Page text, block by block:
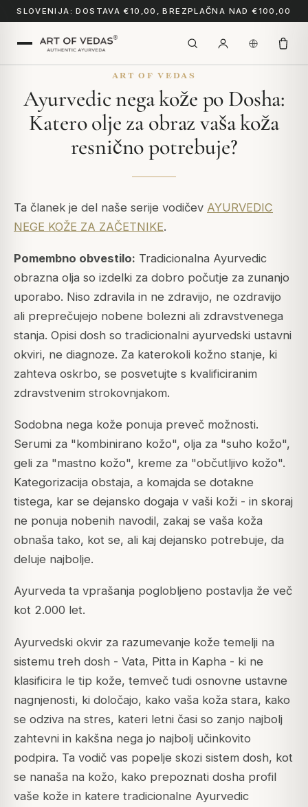
SLOVENIJA: DOSTAVA €10,00, BREZPLAČNA NAD €100,00
ART OF VEDAS
Ayurvedic nega kože po Dosha:
Katero olje za obraz vaša koža
resnično potrebuje?
Ta članek je del naše serije vodičev AYURVEDIC
NEGE KOŽE ZA ZAČETNIKE.
Pomembno obvestilo: Tradicionalna Ayurvedic
obrazna olja so izdelki za dobro počutje za zunanjo
uporabo. Niso zdravila in ne zdravijo, ne ozdravijo
ali preprečujejo nobene bolezni ali zdravstvenega
stanja. Opisi dosh so tradicionalni ayurvedski ustavni
okviri, ne diagnoze. Za katerokoli kožno stanje, ki
zahteva oskrbo, se posvetujte s kvalificiranim
zdravstvenim strokovnjakom.
Sodobna nega kože ponuja preveč možnosti.
Serumi za "kombinirano kožo", olja za "suho kožo",
geli za "mastno kožo", kreme za "občutljivo kožo".
Kategorizacija obstaja, a komajda se dotakne
tistega, kar se dejansko dogaja v vaši koži - in skoraj
ne ponuja nobenih navodil, zakaj se vaša koža
obnaša tako, kot se, ali kaj dejansko potrebuje, da
deluje najbolje.
Ayurveda ta vprašanja poglobljeno postavlja že več
kot 2.000 let.
Ayurvedski okvir za razumevanje kože temelji na
sistemu treh dosh - Vata, Pitta in Kapha - ki ne
klasificira le tip kože, temveč tudi osnovne ustavne
nagnjenosti, ki določajo, kako vaša koža stara, kako
se odziva na stres, kateri letni časi so zanjo najbolj
zahtevni in kakšna nega jo najbolj učinkovito
podpira. Ta vodič vas popelje skozi sistem dosh, kot
se nanaša na kožo, kako prepoznati dosha profil
vaše kože in katere tradicionalne Ayurvedic